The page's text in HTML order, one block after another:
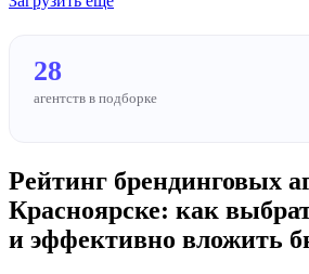
28
агентств в подборке
Рейтинг брендинговых
Красноярске: как
и эффективно вложить